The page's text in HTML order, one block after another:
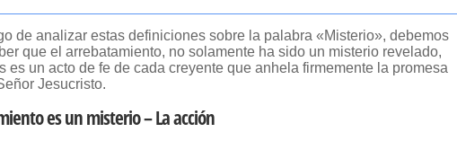
de analizar estas definiciones sobre la palabra «Misterio», debemos
que el arrebatamiento, no solamente ha sido un misterio revelado,
es un acto de fe de cada creyente que anhela firmemente la promesa
Jesucristo.
es un misterio – La acción